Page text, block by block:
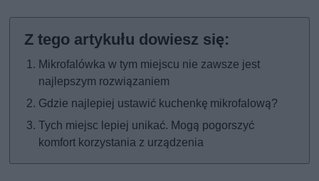
Mikrofalówka w tym miejscu nie zawsze jest
najlepszym rozwiązaniem
Gdzie najlepiej ustawić kuchenkę mikrofalową?
Tych miejsc lepiej unikać. Mogą pogorszyć
komfort korzystania z urządzenia